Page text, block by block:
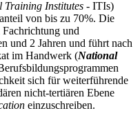
Training Institutes - ITIs)
von bis zu 70%. Die
und
und 2 Jahren und führt nach
im Handwerk (National
sich für weiterführende
nicht-tertiären Ebene
einzuschreiben.